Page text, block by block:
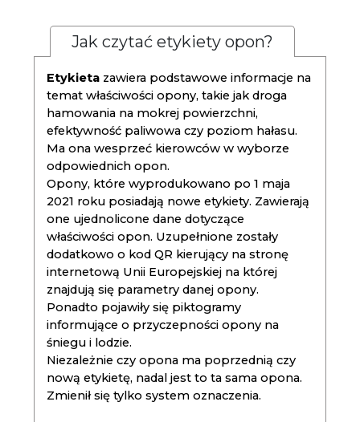
Jak czytać etykiety opon?
Etykieta zawiera podstawowe informacje na
temat właściwości opony, takie jak droga
hamowania na mokrej powierzchni,
efektywność paliwowa czy poziom hałasu.
Ma ona wesprzeć kierowców w wyborze
odpowiednich opon.
Opony, które wyprodukowano po 1 maja
2021 roku posiadają nowe etykiety. Zawierają
one ujednolicone dane dotyczące
właściwości opon. Uzupełnione zostały
dodatkowo o kod QR kierujący na stronę
internetową Unii Europejskiej na której
znajdują się parametry danej opony.
Ponadto pojawiły się piktogramy
informujące o przyczepności opony na
śniegu i lodzie.
Niezależnie czy opona ma poprzednią czy
nową etykietę, nadal jest to ta sama opona.
Zmienił się tylko system oznaczenia.